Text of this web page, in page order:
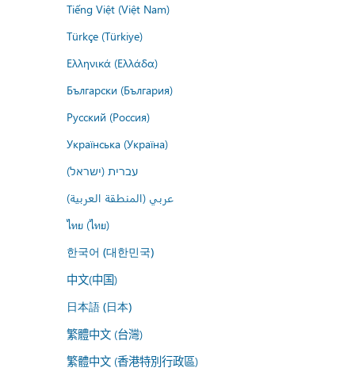
Tiếng Việt (Việt Nam)
Türkçe (Türkiye)
Ελληνικά (Ελλάδα)
Български (България)
Русский (Россия)
Українська (Україна)
עברית (ישראל)
عربي (المنطقة العربية)
ไทย (ไทย)
한국어 (대한민국)
中文(中国)
日本語 (日本)
繁體中文 (台灣)
繁體中文 (香港特別行政區)